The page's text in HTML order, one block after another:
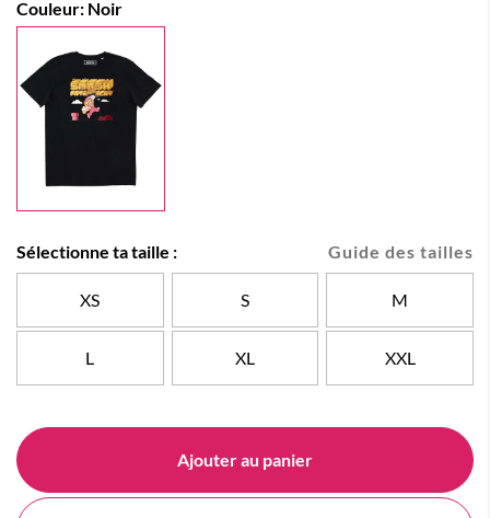
Couleur: Noir
Guide des tailles
Sélectionne ta taille :
XS S M
L XL XXL
Ajouter au panier